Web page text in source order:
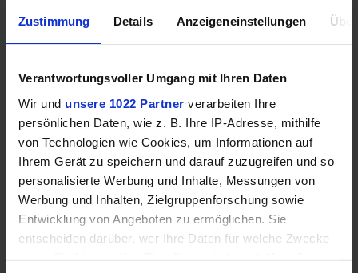
Zustimmung Details Anzeigeneinstellungen
Verantwortungsvoller Umgang mit Ihren Daten
Wir und unsere 1022 Partner verarbeiten Ihre
persönlichen Daten, wie z. B. Ihre IP-Adresse, mithilfe
von Technologien wie Cookies, um Informationen auf
Ihrem Gerät zu speichern und darauf zuzugreifen und so
personalisierte Werbung und Inhalte, Messungen von
Werbung und Inhalten, Zielgruppenforschung sowie
Entwicklung von Angeboten zu ermöglichen. Sie
entscheiden darüber, wer Ihre Daten für welche Zwecke
Hinweis: Unsere Links sind Affiliate Links. Wir erhalten beim Kauf
eine kleine Provision, ohne dass sich euer Preis erhöht.
ZUM BESTPREIS
Vergleichen
GEWINNSPIEL
Gewinne einen MSI Gaming PC mit RTX 5070